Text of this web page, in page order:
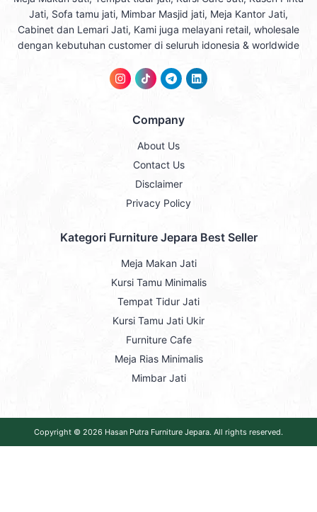
Jati, Sofa tamu jati, Mimbar Masjid jati, Meja Kantor Jati,
Cabinet dan Lemari Jati, Kami juga melayani retail, wholesale
dengan kebutuhan customer di seluruh idonesia & worldwide
Company
About Us
Contact Us
Disclaimer
Privacy Policy
Kategori Furniture Jepara Best Seller
Meja Makan Jati
Kursi Tamu Minimalis
Tempat Tidur Jati
Kursi Tamu Jati Ukir
Furniture Cafe
Meja Rias Minimalis
Mimbar Jati
Copyright © 2026 Hasan Putra Furniture Jepara. All rights reserved.